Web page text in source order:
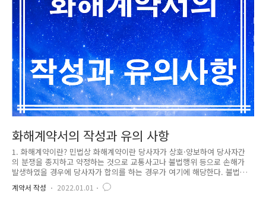
화해계약서의 작성과 유의 사항
1. 화해계약이란? 민법상 화해계약이란 당사자가 상호·양보하여 당사자간
의 분쟁을 종지하고 약정하는 것으로 교통사고나 불법행위 등으로 손해가
발생하였을 경우에 당사자가 합의를 하는 경우가 여기에 해당한다. 불법행
위 등으로 손해가 발생하였을 경우에 당사자가 합의를 하는 경우가 여기에
해당한다. 즉, 화해는 당사자가 서로 양보하여 당사자간의 분쟁을 마무리
계약서 작성 2022.01.01